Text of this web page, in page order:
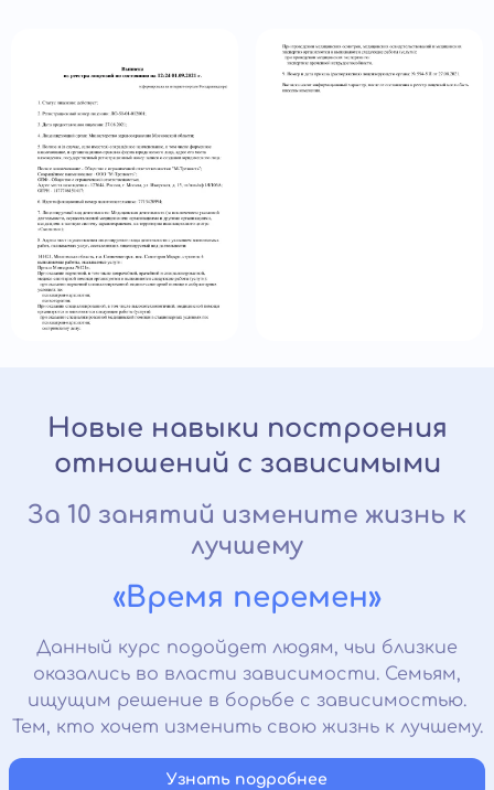
Новые навыки построения
отношений с зависимыми
За 10 занятий измените жизнь к
лучшему
«Время перемен»
Данный курс подойдет людям, чьи близкие
оказались во власти зависимости. Семьям,
ищущим решение в борьбе с зависимостью.
Тем, кто хочет изменить свою жизнь к лучшему.
Узнать подробнее